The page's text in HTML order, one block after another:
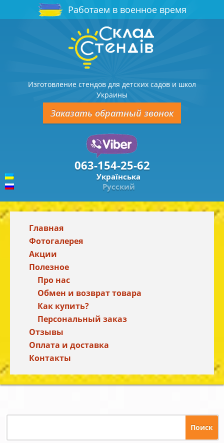
Работаем в военное время
Изготовление стендов для детских садов и школ
Украины
Заказать обратный звонок
063-154-25-62
Українська
Русский
Главная
Фотогалерея
Акции
Полезное
Про нас
Обмен и возврат товара
Как купить?
Персональный заказ
Отзывы
Оплата и доставка
Контакты